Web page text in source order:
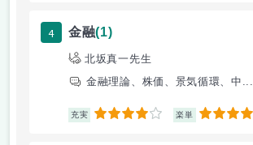
4 金融(1)
北坂真一先生
金融理論、株価、景気循環、中...
充実 4 楽単 5